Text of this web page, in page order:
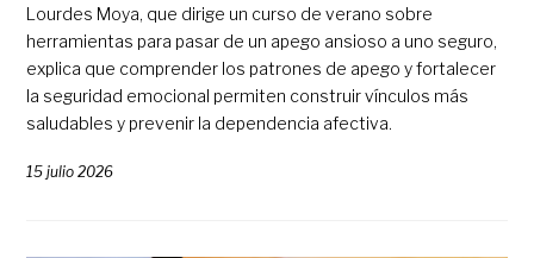
Lourdes Moya, que dirige un curso de verano sobre
herramientas para pasar de un apego ansioso a uno seguro,
explica que comprender los patrones de apego y fortalecer
la seguridad emocional permiten construir vínculos más
saludables y prevenir la dependencia afectiva.
15 julio 2026